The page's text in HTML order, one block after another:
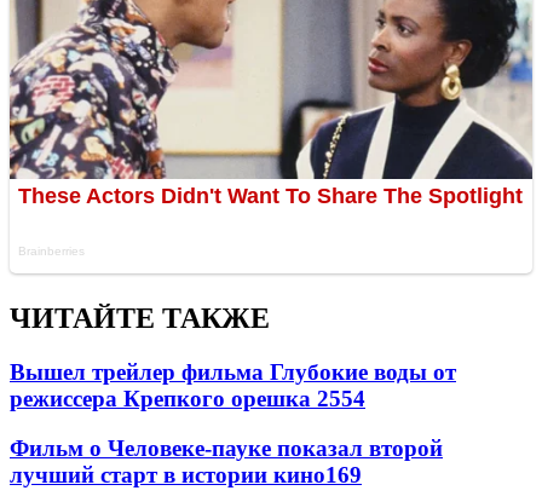
ЧИТАЙТЕ ТАКЖЕ
Вышел трейлер фильма Глубокие воды от
режиссера Крепкого орешка 2554
Фильм о Человеке-пауке показал второй
лучший старт в истории кино169